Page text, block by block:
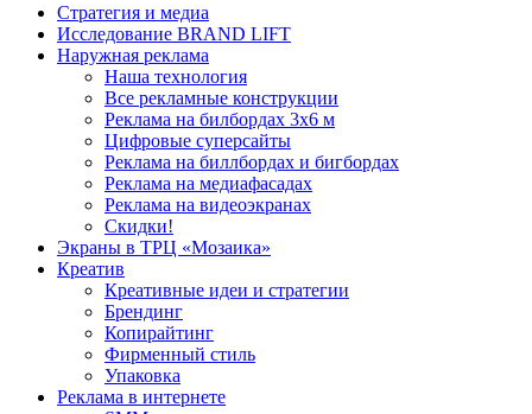
Стратегия и медиа
Исследование BRAND LIFT
Наружная реклама
Наша технология
Все рекламные конструкции
Реклама на билбордах 3х6 м
Цифровые суперсайты
Реклама на биллбордах и бигбордах
Реклама на медиафасадах
Реклама на видеоэкранах
Скидки!
Экраны в ТРЦ «Мозаика»
Креатив
Креативные идеи и стратегии
Брендинг
Копирайтинг
Фирменный стиль
Упаковка
Реклама в интернете